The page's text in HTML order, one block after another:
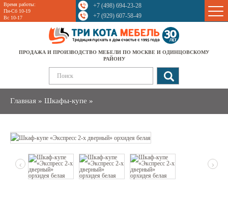
Время работы:
Пн-Сб 10-19
Вс 10-17
+7 (498) 694-23-28
+7 (929) 607-58-49
ПРОДАЖА И ПРОИЗВОДСТВО МЕБЕЛИ ПО МОСКВЕ И ОДИНЦОВСКОМУ
РАЙОНУ
Главная » Шкафы-купе »
Sale
‹ ›